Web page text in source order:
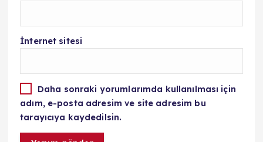
İnternet sitesi
Daha sonraki yorumlarımda kullanılması için
adım, e-posta adresim ve site adresim bu
tarayıcıya kaydedilsin.